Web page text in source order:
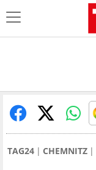
TAG24 CHEMNITZ